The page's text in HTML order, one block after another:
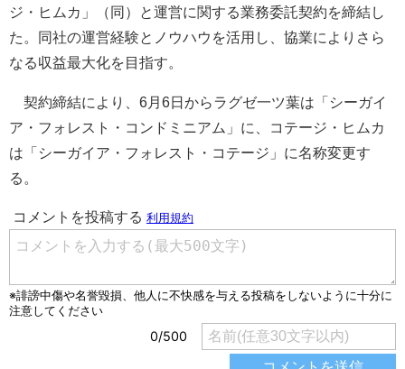
ジ・ヒムカ」（同）と運営に関する業務委託契約を締結し
た。同社の運営経験とノウハウを活用し、協業によりさら
なる収益最大化を目指す。
契約締結により、6月6日からラグゼ一ツ葉は「シーガイ
ア・フォレスト・コンドミニアム」に、コテージ・ヒムカ
は「シーガイア・フォレスト・コテージ」に名称変更す
る。